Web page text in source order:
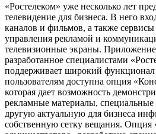
«Ростелеком» уже несколько лет
телевидение для бизнеса. В него
каналов и фильмов, а также
управления рекламой и
телевизионные экраны.
разработанное специалистами
поддерживает широкий функционал
пользователям доступна опция
которая дает возможность
рекламные материалы,
другую актуальную для бизнеса
собственную сетку вещания. Опция